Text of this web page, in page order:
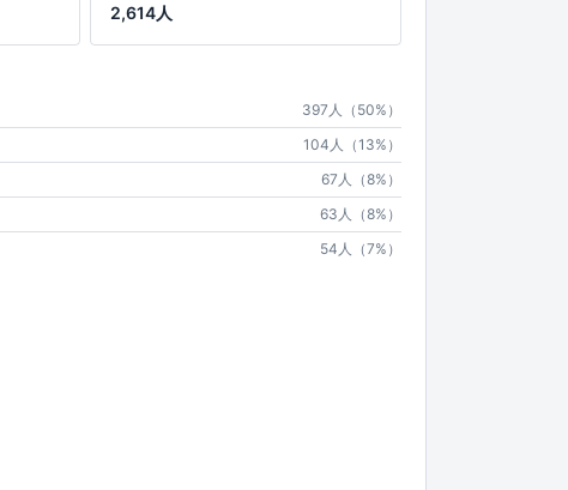
2,614人
397人（50%）
104人（13%）
67人（8%）
63人（8%）
54人（7%）